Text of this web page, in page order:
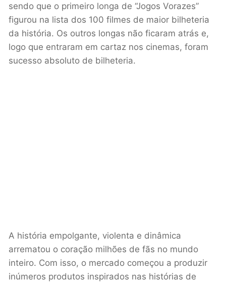
sendo que o primeiro longa de “Jogos Vorazes”
figurou na lista dos 100 filmes de maior bilheteria
da história. Os outros longas não ficaram atrás e,
logo que entraram em cartaz nos cinemas, foram
sucesso absoluto de bilheteria.
A história empolgante, violenta e dinâmica
arrematou o coração milhões de fãs no mundo
inteiro. Com isso, o mercado começou a produzir
inúmeros produtos inspirados nas histórias de